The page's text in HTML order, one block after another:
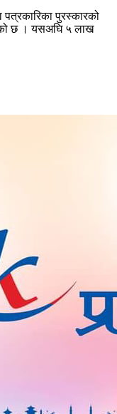
पुरस्कारको
छ । यसअघि ५ लाख